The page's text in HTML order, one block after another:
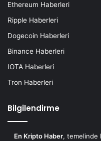
Ethereum Haberleri
Ripple Haberleri
Dogecoin Haberleri
Binance Haberleri
IOTA Haberleri
Tron Haberleri
Bilgilendirme
En Kripto Haber, temelinde